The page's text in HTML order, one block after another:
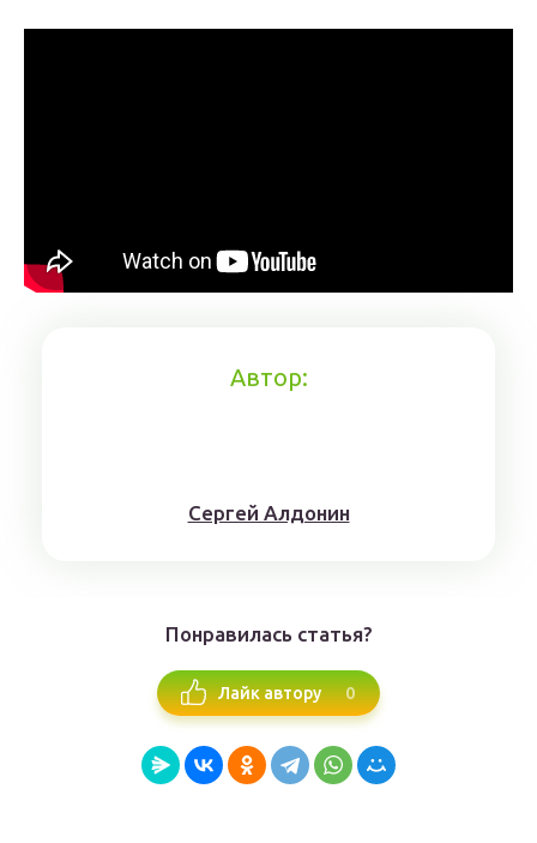
Автор:
Сергей Алдонин
Понравилась статья?
Лайк автору 0